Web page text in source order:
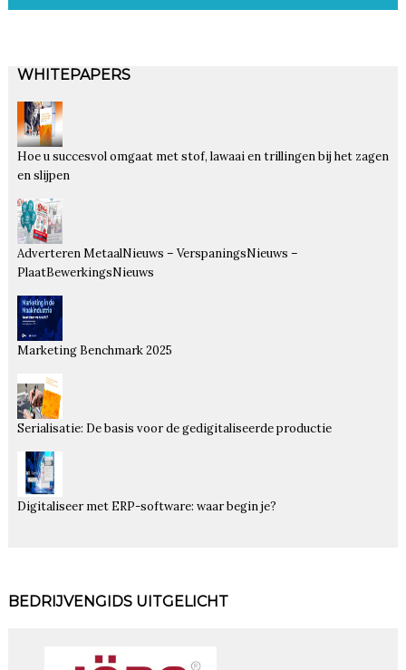
WHITEPAPERS
Hoe u succesvol omgaat met stof, lawaai en trillingen bij het zagen
en slijpen
Adverteren MetaalNieuws – VerspaningsNieuws –
PlaatBewerkingsNieuws
Marketing Benchmark 2025
Serialisatie: De basis voor de gedigitaliseerde productie
Digitaliseer met ERP-software: waar begin je?
BEDRIJVENGIDS UITGELICHT